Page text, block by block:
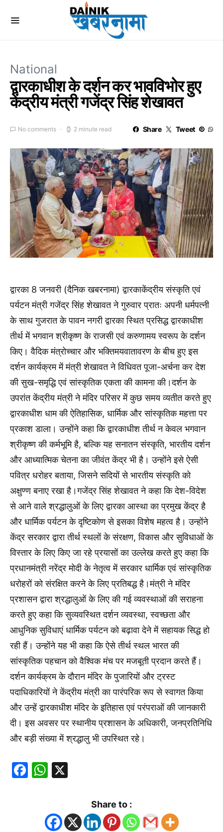
National
द्वारकाधीश के दर्शन कर भावविभोर हुए
केंद्रीय मंत्री गजेंद्र सिंह शेखावत
No comments 2 minute read Share Tweet
द्वारका 8 जनवरी (दैनिक खबरनामा) द्वारकाकेंद्रीय संस्कृति एवं
पर्यटन मंत्री गजेंद्र सिंह शेखावत ने गुरुवार प्रातः अपनी धर्मपत्नी
के साथ गुजरात के पावन नगरी द्वारका स्थित प्रसिद्ध द्वारकाधीश
तीर्थ में भगवान श्रीकृष्ण के राजसी एवं करुणामय स्वरूप के दर्शन
किए। वैदिक मंत्रोच्चार और भक्तिमयवातावरण के बीच हुए इस
दर्शन कार्यक्रम में मंत्री शेखावत ने विधिवत पूजा-अर्चना कर देश
की सुख-समृद्धि एवं सांस्कृतिक एकता की कामना की।दर्शन के
उपरांत केंद्रीय मंत्री ने मंदिर परिसर में कुछ समय व्यतीत करते हुए
द्वारकाधीश धाम की ऐतिहासिक, धार्मिक और सांस्कृतिक महत्ता पर
प्रकाश डाला। उन्होंने कहा कि द्वारकाधीश तीर्थ न केवल भगवान
श्रीकृष्ण की कर्मभूमि है, बल्कि यह सनातन संस्कृति, भारतीय दर्शन
और आध्यात्मिक चेतना का जीवंत केंद्र भी है। उन्होंने इसे ऐसी
पवित्र धरोहर बताया, जिसने सदियों से भारतीय संस्कृति को
अक्षुण्ण बनाए रखा है।गजेंद्र सिंह शेखावत ने कहा कि देश-विदेश
से आने वाले श्रद्धालुओं के लिए द्वारका आस्था का प्रमुख केंद्र है
और धार्मिक पर्यटन के दृष्टिकोण से इसका विशेष महत्व है। उन्होंने
केंद्र सरकार द्वारा तीर्थ स्थलों के संरक्षण, विकास और सुविधाओं के
विस्तार के लिए किए जा रहे प्रयासों का उल्लेख करते हुए कहा कि
प्रधानमंत्री नरेंद्र मोदी के नेतृत्व में सरकार धार्मिक एवं सांस्कृतिक
धरोहरों को संरक्षित करने के लिए प्रतिबद्ध है।मंत्री ने मंदिर
प्रशासन द्वारा श्रद्धालुओं के लिए की गई व्यवस्थाओं की सराहना
करते हुए कहा कि सुव्यवस्थित दर्शन व्यवस्था, स्वच्छता और
आधुनिक सुविधाएं धार्मिक पर्यटन को बढ़ावा देने में सहायक सिद्ध हो
रही हैं। उन्होंने यह भी कहा कि ऐसे तीर्थ स्थल भारत की
सांस्कृतिक पहचान को वैश्विक मंच पर मजबूती प्रदान करते हैं।
दर्शन कार्यक्रम के दौरान मंदिर के पुजारियों और ट्रस्ट
पदाधिकारियों ने केंद्रीय मंत्री का पारंपरिक रूप से स्वागत किया
और उन्हें द्वारकाधीश मंदिर के इतिहास एवं परंपराओं की जानकारी
दी। इस अवसर पर स्थानीय प्रशासन के अधिकारी, जनप्रतिनिधि
और बड़ी संख्या में श्रद्धालु भी उपस्थित रहे।
Facebook
WhatsApp
Share to :